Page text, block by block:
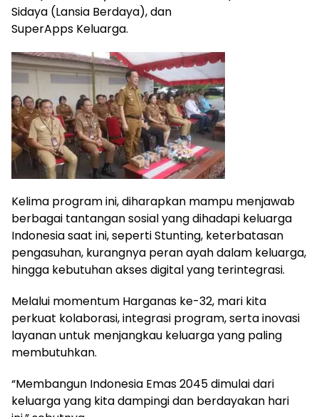
Sidaya (Lansia Berdaya), dan
SuperApps Keluarga.
Kelima program ini, diharapkan mampu menjawab
berbagai tantangan sosial yang dihadapi keluarga
Indonesia saat ini, seperti Stunting, keterbatasan
pengasuhan, kurangnya peran ayah dalam keluarga,
hingga kebutuhan akses digital yang terintegrasi.
Melalui momentum Harganas ke-32, mari kita
perkuat kolaborasi, integrasi program, serta inovasi
layanan untuk menjangkau keluarga yang paling
membutuhkan.
“Membangun Indonesia Emas 2045 dimulai dari
keluarga yang kita dampingi dan berdayakan hari